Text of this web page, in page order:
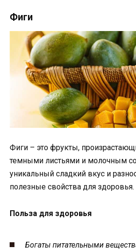
Фиги
Фиги – это фрукты,
темными листьями и молочным
уникальный сладкий вкус и
полезные свойства для здоровья.
Польза для здоровья
Богаты питательными